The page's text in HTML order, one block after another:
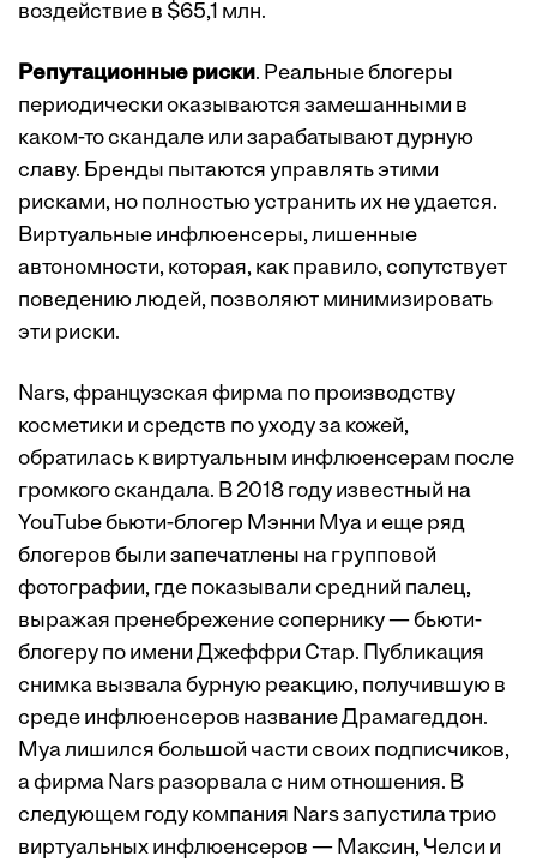
воздействие в $65,1 млн.
Репутационные риски. Реальные блогеры
периодически оказываются замешанными в
каком-то скандале или зарабатывают дурную
славу. Бренды пытаются управлять этими
рисками, но полностью устранить их не удается.
Виртуальные инфлюенсеры, лишенные
автономности, которая, как правило, сопутствует
поведению людей, позволяют минимизировать
эти риски.
Nars, французская фирма по производству
косметики и средств по уходу за кожей,
обратилась к виртуальным инфлюенсерам после
громкого скандала. В 2018 году известный на
YouTube бьюти-блогер Мэнни Муа и еще ряд
блогеров были запечатлены на групповой
фотографии, где показывали средний палец,
выражая пренебрежение сопернику — бьюти-
блогеру по имени Джеффри Стар. Публикация
снимка вызвала бурную реакцию, получившую в
среде инфлюенсеров название Драмагеддон.
Муа лишился большой части своих подписчиков,
а фирма Nars разорвала с ним отношения. В
следующем году компания Nars запустила трио
виртуальных инфлюенсеров — Максин, Челси и